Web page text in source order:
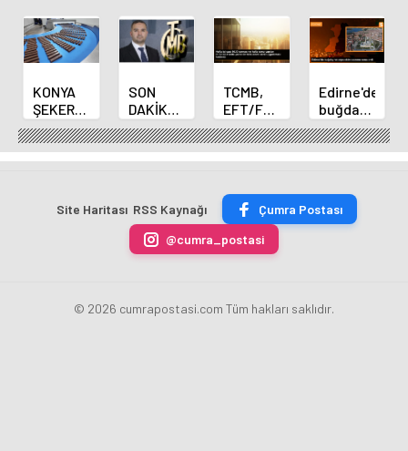
KONYA
ŞEKER
YILLIK 7
BİN 500
TON
ÜRETİLECEK
SON
DAKİKA
HABERİ:
Yeni
Merkez
Fatih
Karahan
oldu
TCMB,
EFT/FAST
işlemleri
için
fazla
uygulamasını
kaldırdı
Edirne'de
buğday
ve arpa
ekim
sezonu
erdi
Site Haritası RSS Kaynağı
Çumra Postası
@cumra_postasi
© 2026 cumrapostasi.com Tüm hakları saklıdır.